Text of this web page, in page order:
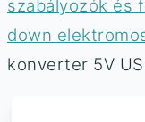
szabályozók és
down
konverter 5V